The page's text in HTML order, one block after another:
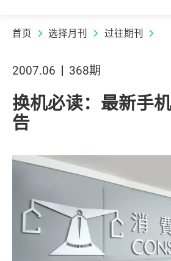
首页 选择月刊 过往期刊
2007.06 368期
换机必读：最新手
告